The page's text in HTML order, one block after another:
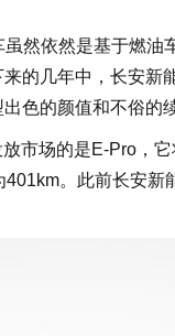
依然是基于燃油
的几年中，长安
色的颜值和不俗的
场的是E-Pro，它
。此前长安